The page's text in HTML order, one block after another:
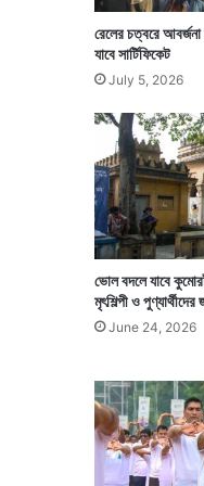
রেলের চত্বরে
যাবে সার্টিফিকেট
July 5, 2026
ভোল বদলে যাবে
মৃৎশিল্পী ও
June 24, 2026